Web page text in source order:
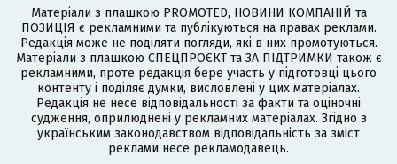
Матеріали з плашкою PROMOTED, НОВИНИ КОМПАНІЙ та
ПОЗИЦІЯ є рекламними та публікуються на правах реклами.
Редакція може не поділяти погляди, які в них промотуються.
Матеріали з плашкою СПЕЦПРОЄКТ та ЗА ПІДТРИМКИ також є
рекламними, проте редакція бере участь у підготовці цього
контенту і поділяє думки, висловлені у цих матеріалах.
Редакція не несе відповідальності за факти та оціночні
судження, оприлюднені у рекламних матеріалах. Згідно з
українським законодавством відповідальність за зміст
реклами несе рекламодавець.